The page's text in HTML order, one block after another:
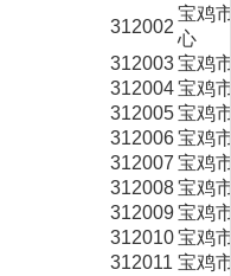
312002
宝鸡
心
312003宝鸡
312004宝鸡
312005宝鸡
312006宝鸡
312007 宝鸡
312008宝鸡
312009宝鸡
312010宝鸡
312011 宝鸡